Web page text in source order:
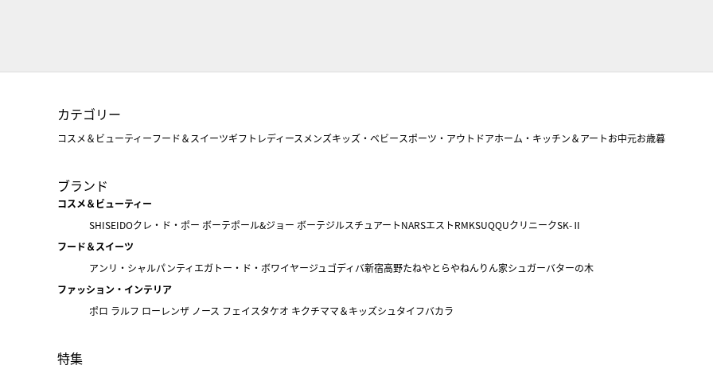
カテゴリー
コスメ＆ビューティーフード＆スイーツギフト レディース メンズキッズ・ベビースポーツ・アウトドアホーム・キッチン＆アートお中元お歳暮
ブランド
コスメ＆ビューティー
SHISEIDOクレ・ド・ポー ボーテポール&ジョー ボーテジルスチュアートNARSエストRMKSUQQUクリニークSK-Ⅱ
フード＆スイーツ
アンリ・シャルパンティエガトー・ド・ボワイヤージュ ゴディバ新宿高野たねやとらやねんりん家シュガーバターの木
ファッション・インテリア
ポロ ラルフ ローレンザ ノース フェイスタケオ キクチママ＆キッズシュタイフバカラ
特集